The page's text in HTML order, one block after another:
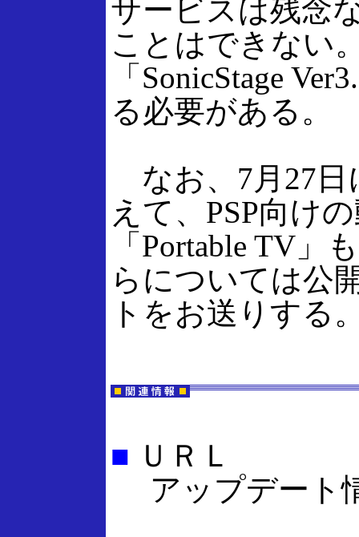
サービスは残念
ことはできない
「SonicStage
る必要がある。
なお、7月27日
えて、PSP向け
「Portable TV」
らについては公
トをお送りする
■ ＵＲＬ
アップデート